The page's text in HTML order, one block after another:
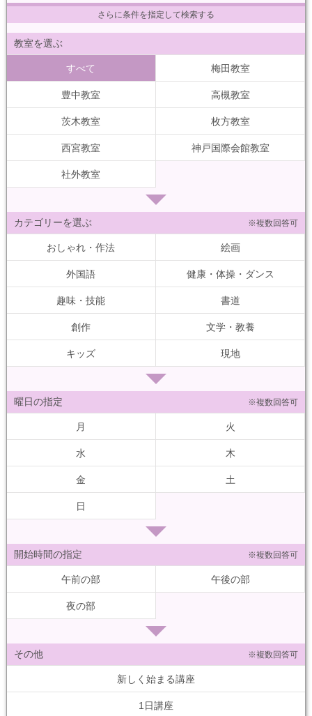
さらに条件を指定して検索する
教室を選ぶ
すべて 梅田教室
豊中教室 高槻教室
茨木教室 枚方教室
西宮教室 神戸国際会館教室
社外教室
カテゴリーを選ぶ ※複数回答可
おしゃれ・作法 絵画
外国語 健康・体操・ダンス
趣味・技能 書道
創作 文学・教養
キッズ 現地
曜日の指定 ※複数回答可
月 火
水 木
金 土
日
開始時間の指定 ※複数回答可
午前の部 午後の部
夜の部
その他 ※複数回答可
新しく始まる講座
1日講座